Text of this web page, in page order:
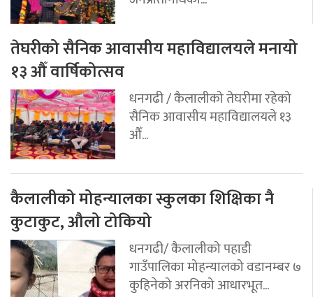
तेघरीको सैनिक आवासीय महाविद्यालयले मनायो
१३ औँ वार्षिकोत्सव
धनगढी / कैलालीको तेघरीमा रहेको
सैनिक आवासीय महाविद्यालयले १३
औँ...
कैलालीको मोहन्यालका स्कुलका शिक्षिका नै
कुटाकुट, औलो टोकियो
धनगढी/ कैलालीको पहाडी
गाउँपालिका मोहन्यालको वडानम्बर ७
कुहिनेको अरनिको आधारभूत...